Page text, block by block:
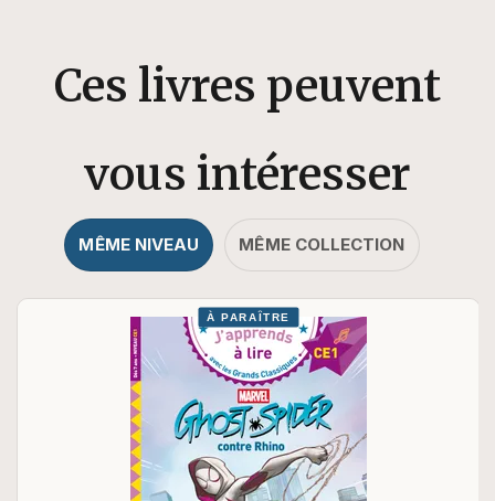
Ces livres peuvent
vous intéresser
MÊME NIVEAU MÊME COLLECTION
À PARAÎTRE